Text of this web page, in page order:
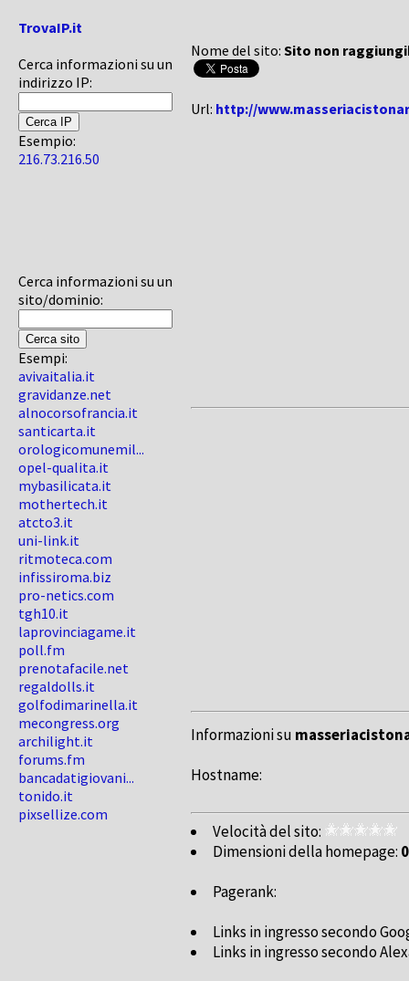
TrovaIP.it
Cerca informazioni su un
indirizzo IP:
Esempio:
216.73.216.50
Cerca informazioni su un
sito/dominio:
Esempi:
avivaitalia.it
gravidanze.net
alnocorsofrancia.it
santicarta.it
orologicomunemil...
opel-qualita.it
mybasilicata.it
mothertech.it
atcto3.it
uni-link.it
ritmoteca.com
infissiroma.biz
pro-netics.com
tgh10.it
laprovinciagame.it
poll.fm
prenotafacile.net
regaldolls.it
golfodimarinella.it
mecongress.org
archilight.it
forums.fm
bancadatigiovani...
tonido.it
pixsellize.com
Nome del sito: Sito non
Url: http://
Informazioni su
Hostname:
Velocità del sito:
Dimensioni della homepage: 0
Pagerank:
Links in ingresso secondo
Links in ingresso secondo